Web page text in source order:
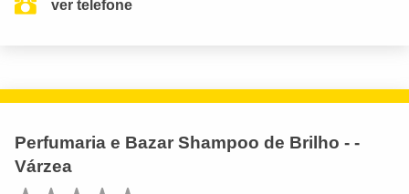
ver telefone
Perfumaria e Bazar Shampoo de Brilho - -
Várzea